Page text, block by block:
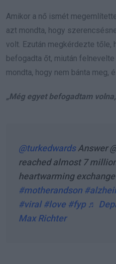
Amikor a nő ismét
azt mondta, hogy
volt. Ezután megkérdezte tőle,
befogadta őt, miután
mondta, hogy nem bánta meg,
„Még egyet befogadtam
@turkedwardsAnswer
reached almost 7
heartwarming exchange
#motherandson
#viral #love #fyp ♬
Max Richter